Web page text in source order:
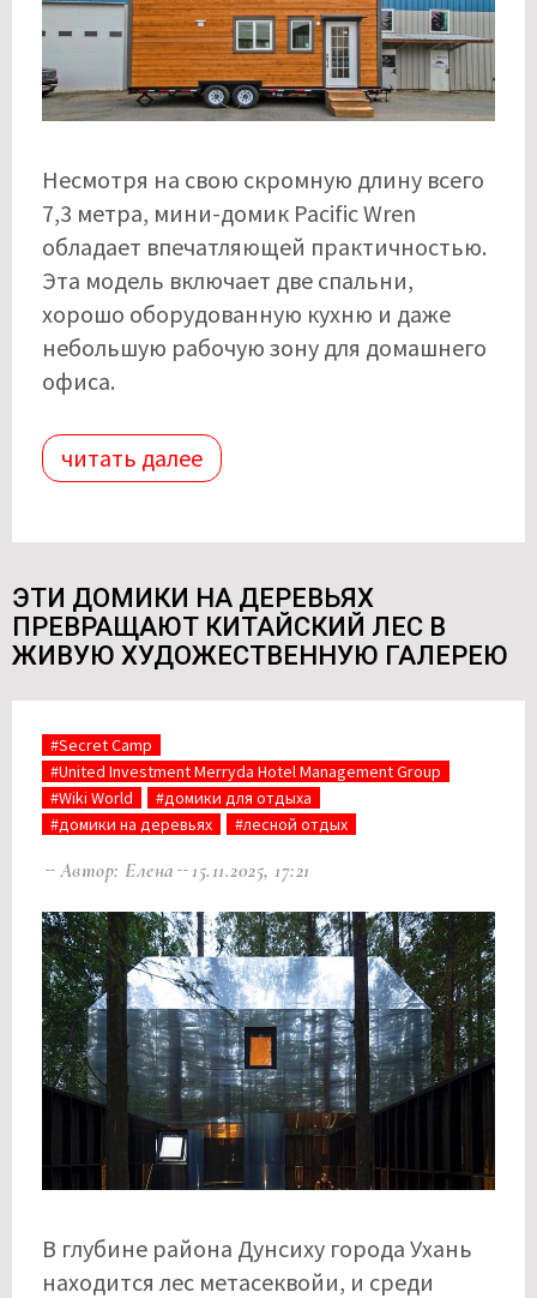
Несмотря на свою скромную длину всего
7,3 метра, мини-домик Pacific Wren
обладает впечатляющей практичностью.
Эта модель включает две спальни,
хорошо оборудованную кухню и даже
небольшую рабочую зону для домашнего
офиса.
читать далее
ЭТИ ДОМИКИ НА ДЕРЕВЬЯХ
ПРЕВРАЩАЮТ КИТАЙСКИЙ ЛЕС В
ЖИВУЮ ХУДОЖЕСТВЕННУЮ ГАЛЕРЕЮ
#Secret Camp
#United Investment Merryda Hotel Management Group
#Wiki World
#домики для отдыха
#домики на деревьях
#лесной отдых
Автор: Елена 15.11.2025, 17:21
В глубине района Дунсиху города Ухань
находится лес метасеквойи, и среди